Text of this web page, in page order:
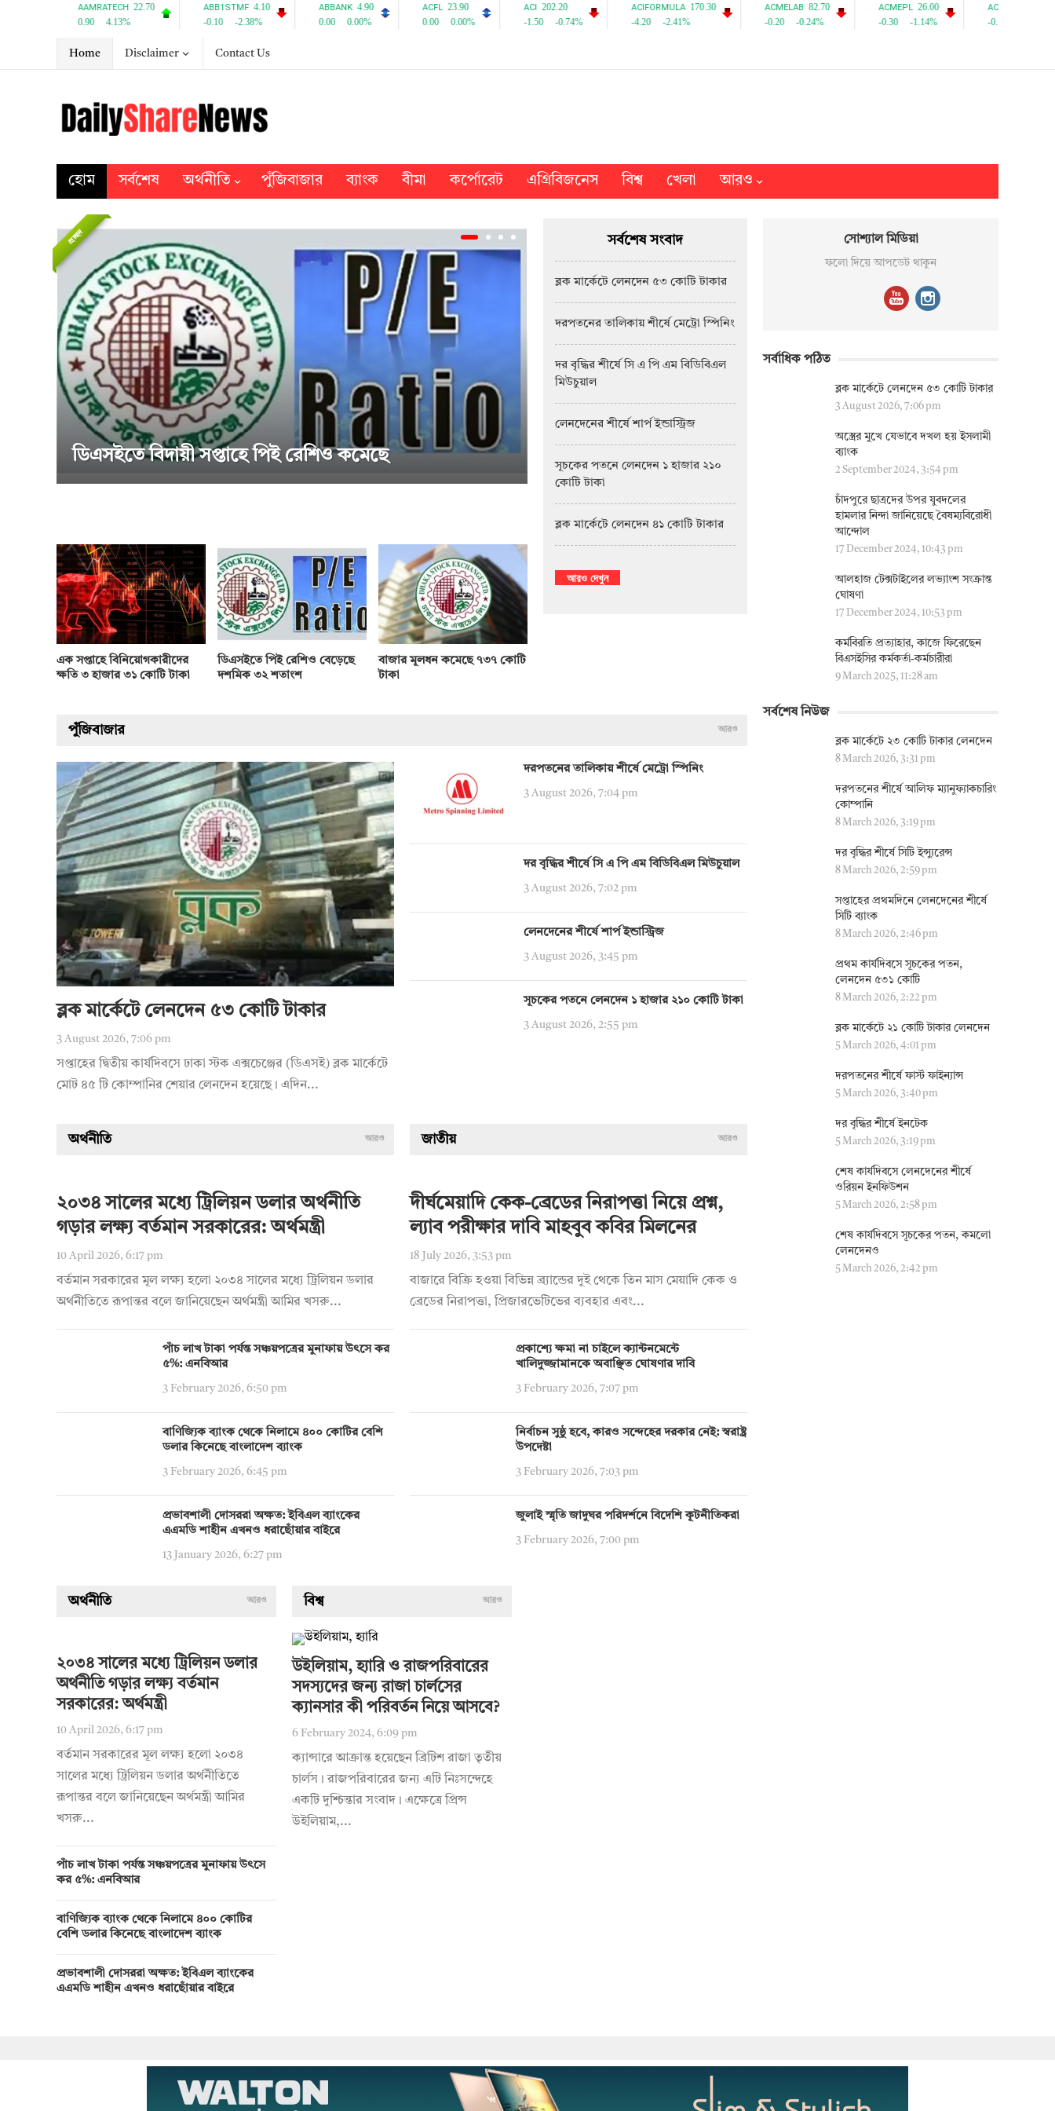
Home Disclaimer Contact Us
হোম সর্বশেষ অর্থনীতি পুঁজিবাজার ব্যাংক বীমা কর্পোরেট এগ্রিবিজনেস বিশ্ব খেলা আরও
সপ্তাহে পিই রেশিও কমেছে
সাপ্তাহিক দর বৃদ্ধির শীর্ষে পিএফফার্স্ট মিউচুয়াল ফান্ড সাপ্তাহিক দরপতনের শীর্ষে তুং
এক সপ্তাহে বিনিয়োগকারীদের
ক্ষতি ৩ হাজার ৩১ কোটি টাকা
ডিএসইতে পিই রেশিও বেড়েছে
দশমিক ৩২ শতাংশ
বাজার মূলধন কমেছে ৭৩৭ কোটি
টাকা
প্রচ্ছদ সর্বশেষ সংবাদ
ব্লক মার্কেটে লেনদেন ৫৩ কোটি টাকার
দরপতনের তালিকায় শীর্ষে মেট্রো স্পিনিং
দর বৃদ্ধির শীর্ষে সি এ পি এম বিডিবিএল
মিউচুয়াল
লেনদেনের শীর্ষে শার্প ইন্ডাস্ট্রিজ
সূচকের পতনে লেনদেন ১ হাজার ২১০
কোটি টাকা
ব্লক মার্কেটে লেনদেন ৪১ কোটি টাকার
আরও দেখুন
পুঁজিবাজার আরও
ব্লক মার্কেটে লেনদেন ৫৩ কোটি টাকার
3 August 2026, 7:06 pm
সপ্তাহের দ্বিতীয় কার্যদিবসে ঢাকা স্টক এক্সচেঞ্জের (ডিএসই) ব্লক মার্কেটে
মোট ৪৫ টি কোম্পানির শেয়ার লেনদেন হয়েছে। এদিন...
দরপতনের তালিকায় শীর্ষে মেট্রো স্পিনিং
3 August 2026, 7:04 pm
দর বৃদ্ধির শীর্ষে সি এ পি এম বিডিবিএল মিউচুয়াল
3 August 2026, 7:02 pm
লেনদেনের শীর্ষে শার্প ইন্ডাস্ট্রিজ
3 August 2026, 3:45 pm
সূচকের পতনে লেনদেন ১ হাজার ২১০ কোটি টাকা
3 August 2026, 2:55 pm
অর্থনীতি আরও
২০৩৪ সালের মধ্যে ট্রিলিয়ন ডলার অর্থনীতি
গড়ার লক্ষ্য বর্তমান সরকারের: অর্থমন্ত্রী
10 April 2026, 6:17 pm
বর্তমান সরকারের মূল লক্ষ্য হলো ২০৩৪ সালের মধ্যে ট্রিলিয়ন ডলার
অর্থনীতিতে রূপান্তর বলে জানিয়েছেন অর্থমন্ত্রী আমির খসরু...
পাঁচ লাখ টাকা পর্যন্ত সঞ্চয়পত্রের মুনাফায় উৎসে কর
৫%: এনবিআর
3 February 2026, 6:50 pm
বাণিজ্যিক ব্যাংক থেকে নিলামে ৪০০ কোটির বেশি
ডলার কিনেছে বাংলাদেশ ব্যাংক
3 February 2026, 6:45 pm
প্রভাবশালী দোসররা অক্ষত: ইবিএল ব্যাংকের
এএমডি শাহীন এখনও ধরাছোঁয়ার বাইরে
13 January 2026, 6:27 pm
জাতীয় আরও
দীর্ঘমেয়াদি কেক-ব্রেডের নিরাপত্তা নিয়ে প্রশ্ন,
ল্যাব পরীক্ষার দাবি মাহবুব কবির মিলনের
18 July 2026, 3:53 pm
বাজারে বিক্রি হওয়া বিভিন্ন ব্র্যান্ডের দুই থেকে তিন মাস মেয়াদি কেক ও
ব্রেডের নিরাপত্তা, প্রিজারভেটিভের ব্যবহার এবং...
প্রকাশ্যে ক্ষমা না চাইলে ক্যান্টনমেন্টে
খালিদুজ্জামানকে অবাঞ্ছিত ঘোষণার দাবি
3 February 2026, 7:07 pm
নির্বাচন সুষ্ঠু হবে, কারও সন্দেহের দরকার নেই: স্বরাষ্ট্র
উপদেষ্টা
3 February 2026, 7:03 pm
জুলাই স্মৃতি জাদুঘর পরিদর্শনে বিদেশি কূটনীতিকরা
3 February 2026, 7:00 pm
অর্থনীতি আরও
২০৩৪ সালের মধ্যে ট্রিলিয়ন ডলার
অর্থনীতি গড়ার লক্ষ্য বর্তমান
সরকারের: অর্থমন্ত্রী
10 April 2026, 6:17 pm
বর্তমান সরকারের মূল লক্ষ্য হলো ২০৩৪
সালের মধ্যে ট্রিলিয়ন ডলার অর্থনীতিতে
রূপান্তর বলে জানিয়েছেন অর্থমন্ত্রী আমির
খসরু...
পাঁচ লাখ টাকা পর্যন্ত সঞ্চয়পত্রের মুনাফায় উৎসে
কর ৫%: এনবিআর
বাণিজ্যিক ব্যাংক থেকে নিলামে ৪০০ কোটির
বেশি ডলার কিনেছে বাংলাদেশ ব্যাংক
প্রভাবশালী দোসররা অক্ষত: ইবিএল ব্যাংকের
এএমডি শাহীন এখনও ধরাছোঁয়ার বাইরে
বিশ্ব আরও
উইলিয়াম, হ্যারি ও রাজপরিবারের
সদস্যদের জন্য রাজা চার্লসের
ক্যানসার কী পরিবর্তন নিয়ে আসবে?
6 February 2024, 6:09 pm
ক্যান্সারে আক্রান্ত হয়েছেন ব্রিটিশ রাজা তৃতীয়
চার্লস। রাজপরিবারের জন্য এটি নিঃসন্দেহে
একটি দুশ্চিন্তার সংবাদ। এক্ষেত্রে প্রিন্স
উইলিয়াম,...
সোশ্যাল মিডিয়া
ফলো দিয়ে আপডেট থাকুন
সর্বাধিক পঠিত
ব্লক মার্কেটে লেনদেন ৫৩ কোটি টাকার
3 August 2026, 7:06 pm
অস্ত্রের মুখে যেভাবে দখল হয় ইসলামী
ব্যাংক
2 September 2024, 3:54 pm
চাঁদপুরে ছাত্রদের উপর যুবদলের
হামলার নিন্দা জানিয়েছে বৈষম্যবিরোধী
আন্দোল
17 December 2024, 10:43 pm
আলহাজ টেক্সটাইলের লভ্যাংশ সংক্রান্ত
ঘোষণা
17 December 2024, 10:53 pm
কর্মবিরতি প্রত্যাহার, কাজে ফিরেছেন
বিএসইসির কর্মকর্তা-কর্মচারীরা
9 March 2025, 11:28 am
সর্বশেষ নিউজ
ব্লক মার্কেটে ২৩ কোটি টাকার লেনদেন
8 March 2026, 3:31 pm
দরপতনের শীর্ষে আলিফ ম্যানুফ্যাকচারিং
কোম্পানি
8 March 2026, 3:19 pm
দর বৃদ্ধির শীর্ষে সিটি ইন্স্যুরেন্স
8 March 2026, 2:59 pm
সপ্তাহের প্রথমদিনে লেনদেনের শীর্ষে
সিটি ব্যাংক
8 March 2026, 2:46 pm
প্রথম কার্যদিবসে সূচকের পতন,
লেনদেন ৫৩১ কোটি
8 March 2026, 2:22 pm
ব্লক মার্কেটে ২১ কোটি টাকার লেনদেন
5 March 2026, 4:01 pm
দরপতনের শীর্ষে ফার্স্ট ফাইন্যান্স
5 March 2026, 3:40 pm
দর বৃদ্ধির শীর্ষে ইনটেক
5 March 2026, 3:19 pm
শেষ কার্যদিবসে লেনদেনের শীর্ষে
ওরিয়ন ইনফিউশন
5 March 2026, 2:58 pm
শেষ কার্যদিবসে সূচকের পতন, কমলো
লেনদেনও
5 March 2026, 2:42 pm